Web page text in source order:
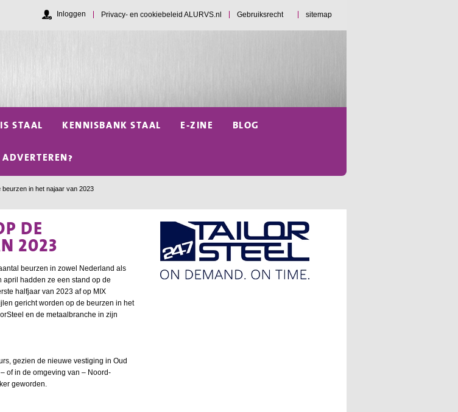
Privacy- en cookiebeleid ALURVS.nl Gebruiksrecht sitemap
Inloggen
STAAL KENNISBANK STAAL E-ZINE BLOG
ADVERTEREN?
beurzen in het najaar van 2023
DE
2023
beurzen in zowel Nederland als
april hadden ze een stand op de
halfjaar van 2023 af op MIX
gericht worden op de beurzen in het
en de metaalbranche in zijn
gezien de nieuwe vestiging in Oud
of in de omgeving van – Noord-
geworden.